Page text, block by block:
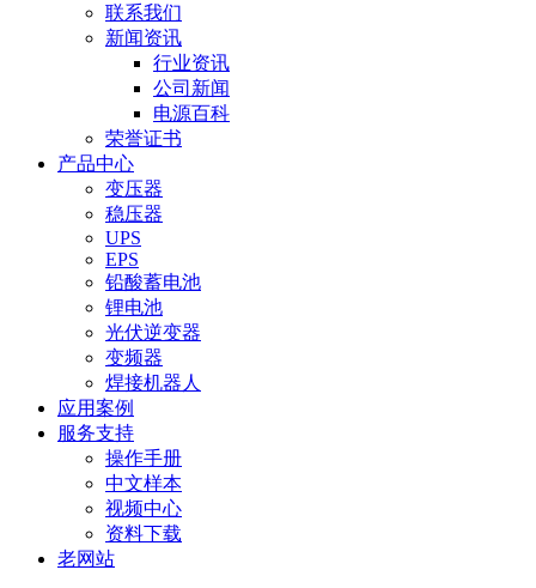
联系我们
新闻资讯
行业资讯
公司新闻
电源百科
荣誉证书
产品中心
变压器
稳压器
UPS
EPS
铅酸蓄电池
锂电池
光伏逆变器
变频器
焊接机器人
应用案例
服务支持
操作手册
中文样本
视频中心
资料下载
老网站